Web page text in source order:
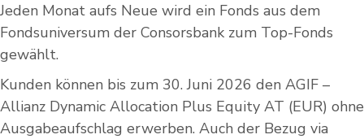
Jeden Monat aufs Neue wird ein Fonds aus dem
Fondsuniversum der Consorsbank zum Top-Fonds
gewählt.
Kunden können bis zum 30. Juni 2026 den AGIF –
Allianz Dynamic Allocation Plus Equity AT (EUR) ohne
Ausgabeaufschlag erwerben. Auch der Bezug via